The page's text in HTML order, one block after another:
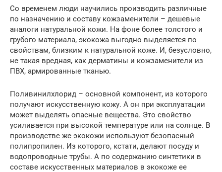
Со временем люди научились производить различные
по назначению и составу кожзаменители – дешевые
аналоги натуральной кожи. На фоне более толстого и
грубого материала, экокожа выгодно выделяется по
свойствам, близким к натуральной коже. И, безусловно,
не такая вредная, как дерматины и кожзаменители из
ПВХ, армированные тканью.
Поливинилхлорид – основной компонент, из которого
получают искусственную кожу. А он при эксплуатации
может выделять опасные вещества. Это свойство
усиливается при высокой температуре или на солнце. В
производстве же экокожи используют безопасный
полипропилен. Из которого, кстати, делают посуду и
водопроводные трубы. А по содержанию синтетики в
составе искусственных материалов в экокоже ее